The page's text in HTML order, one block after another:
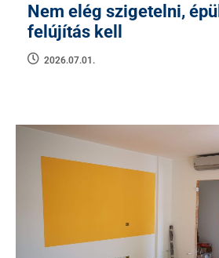
Nem elég szigetelni,
felújítás kell
2026.07.01.